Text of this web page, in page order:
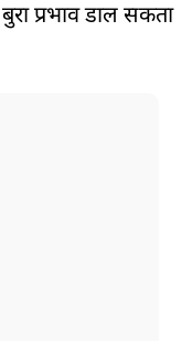
प्रभाव डाल सकता